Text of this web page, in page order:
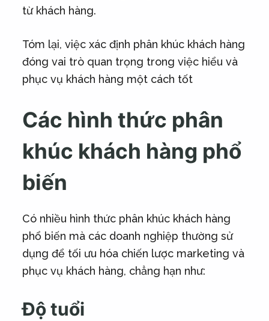
từ khách hàng.
Tóm lại, việc xác định phân khúc khách hàng
đóng vai trò quan trọng trong việc hiểu và
phục vụ khách hàng một cách tốt
Các hình thức phân
khúc khách hàng phổ
biến
Có nhiều hình thức phân khúc khách hàng
phổ biến mà các doanh nghiệp thường sử
dụng để tối ưu hóa chiến lược marketing và
phục vụ khách hàng, chẳng hạn như:
Độ tuổi